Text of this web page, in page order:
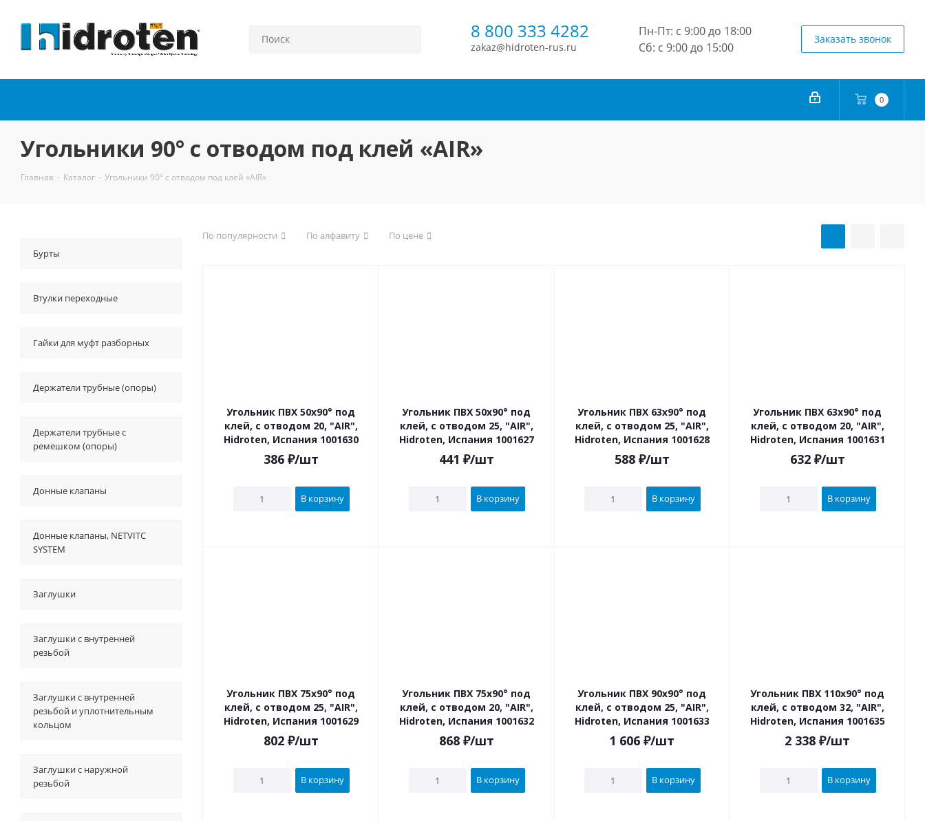
8 800 333 4282
zakaz@hidroten-rus.ru
Пн-Пт: с 9:00 до 18:00
Сб: с 9:00 до 15:00
Заказать звонок
0
Угольники 90° с отводом под клей «AIR»
Главная - Каталог - Угольники 90° с отводом под клей «AIR»
По популярности По алфавиту По цене
Угольник ПВХ 50х90° под
клей, с отводом 20, "AIR",
Hidroten, Испания 1001630
386₽/шт
В корзину
Угольник ПВХ 50х90° под
клей, с отводом 25, "AIR",
Hidroten, Испания 1001627
441 ₽/шт
В корзину
Угольник ПВХ 63х90° под
клей, с отводом 25, "AIR",
Hidroten, Испания 1001628
588₽/шт
В корзину
Угольник ПВХ 63х90° под
клей, с отводом 20, "AIR",
Hidroten, Испания 1001631
632₽/шт
В корзину
Угольник ПВХ 75х90° под
клей, с отводом 25, "AIR",
Hidroten, Испания 1001629
802₽/шт
В корзину
Угольник ПВХ 75х90° под
клей, с отводом 20, "AIR",
Hidroten, Испания 1001632
868₽/шт
В корзину
Угольник ПВХ 90х90° под
клей, с отводом 25, "AIR",
Hidroten, Испания 1001633
1 606 ₽/шт
В корзину
Угольник ПВХ 110х90° под
клей, с отводом 32, "AIR",
Hidroten, Испания 1001635
2 338 ₽/шт
В корзину
Бурты
Втулки переходные
Гайки для муфт разборных
Держатели трубные (опоры)
Держатели трубные с
ремешком (опоры)
Донные клапаны
Донные клапаны, NETVITC
SYSTEM
Заглушки
Заглушки с внутренней
резьбой
Заглушки с внутренней
резьбой и уплотнительным
кольцом
Заглушки с наружной
резьбой